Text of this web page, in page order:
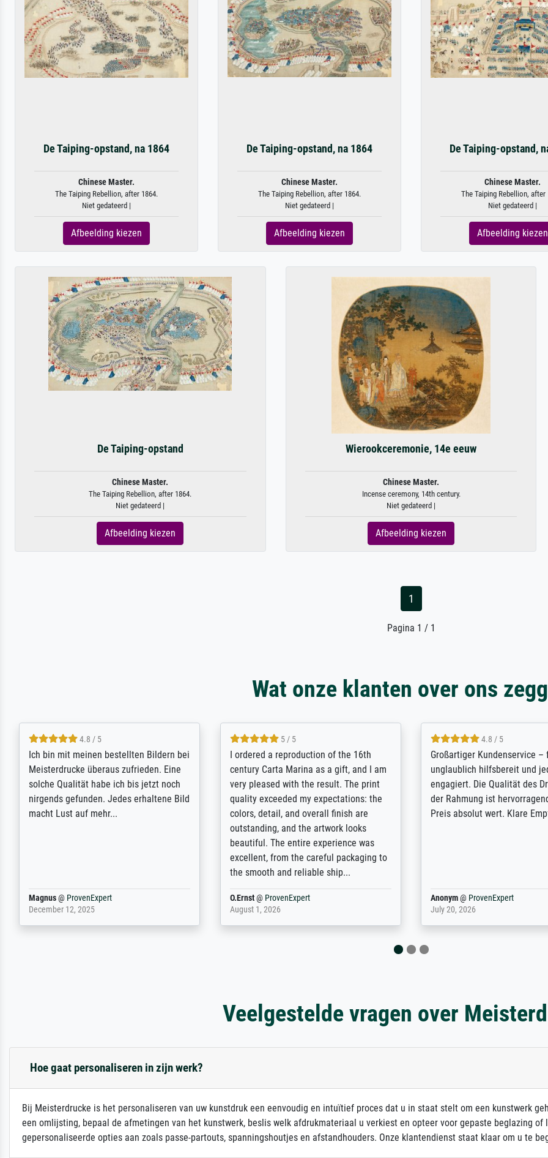
De Taiping-opstand, na 1864
Chinese Master.
The Taiping Rebellion, after 1864.
Niet gedateerd |
Afbeelding kiezen
De Taiping-opstand, na 1864
Chinese Master.
The Taiping Rebellion, after 1864.
Niet gedateerd |
Afbeelding kiezen
De Taiping-opstand,
Chinese Master.
The Taiping Rebellion, after
Niet gedateerd |
Afbeelding kiezen
De Taiping-opstand
Chinese Master.
The Taiping Rebellion, after 1864.
Niet gedateerd |
Afbeelding kiezen
Wierookceremonie, 14e eeuw
Chinese Master.
Incense ceremony, 14th century.
Niet gedateerd |
Afbeelding kiezen
1
Pagina 1 / 1
Wat onze klanten over ons
5 / 5
Rundum positive Erfahrung. Die
Ausführung des Auftrags hat eine Weile
gedauert, die angekündigte Lieferzeit
wurde aber letztlich sogar etwas
unterschritten. Die Qualität des Papiers
Dr.@ProvenExpert
February 3, 2026
5 / 5
The team at Meisterdrucke strives to
meet its clients demands, and provides
expert advice on how to obtain the best
results for the prints requested by the
client. The company has a vast
repertoire of prints to choose from, and
will provide excellent service also with
regards to prints which are not in that
repertoire. Highly recommended!
Anonym@ProvenExpert
April 22, 2026
5 / 5
Outstanding quality and
support. - the quality of the
excellent and difficult to
from the real thing; it will be
for high-quality art prints
Anonym@ ProvenExpert
January 12, 2026
Veelgestelde vragen over
Hoe gaat personaliseren in zijn werk?
Bij Meisterdrucke is het personaliseren van uw kunstdruk een eenvoudig en intuïtief proces dat u in staat stelt om een kunstwerk
een omlijsting, bepaal de afmetingen van het kunstwerk, beslis welk afdrukmateriaal u verkiest en opteer voor gepaste beglazing
gepersonaliseerde opties aan zoals passe-partouts, spanningshoutjes en afstandhouders. Onze klantendienst staat klaar om u te